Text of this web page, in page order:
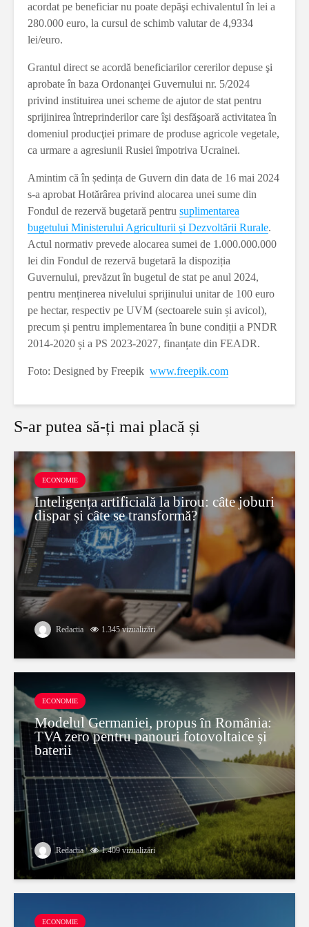
acordat pe beneficiar nu poate depăşi echivalentul în lei a
280.000 euro, la cursul de schimb valutar de 4,9334
lei/euro.
Grantul direct se acordă beneficiarilor cererilor depuse şi
aprobate în baza Ordonanţei Guvernului nr. 5/2024
privind instituirea unei scheme de ajutor de stat pentru
sprijinirea întreprinderilor care îşi desfăşoară activitatea în
domeniul producţiei primare de produse agricole vegetale,
ca urmare a agresiunii Rusiei împotriva Ucrainei.
Amintim că în ședința de Guvern din data de 16 mai 2024
s-a aprobat Hotărârea privind alocarea unei sume din
Fondul de rezervă bugetară pentru suplimentarea
bugetului Ministerului Agriculturii și Dezvoltării Rurale.
Actul normativ prevede alocarea sumei de 1.000.000.000
lei din Fondul de rezervă bugetară la dispoziția
Guvernului, prevăzut în bugetul de stat pe anul 2024,
pentru menținerea nivelului sprijinului unitar de 100 euro
pe hectar, respectiv pe UVM (sectoarele suin și avicol),
precum și pentru implementarea în bune condiții a PNDR
2014-2020 și a PS 2023-2027, finanțate din FEADR.
Foto: Designed by Freepik www.freepik.com
S-ar putea să-ți mai placă și
ECONOMIE
Inteligența artificială la birou: câte joburi
dispar și câte se transformă?
Redactia 1.345 vizualizări
ECONOMIE
Modelul Germaniei, propus în România:
TVA zero pentru panouri fotovoltaice și
baterii
Redactia 1.409 vizualizări
ECONOMIE